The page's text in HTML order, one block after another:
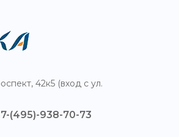
42к5 (вход с ул.
(495)-938-70-73